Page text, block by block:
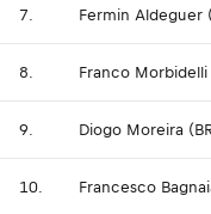
7. Fermin Aldeguer
8. Franco Morbidelli
9. Diogo Moreira
10. Francesco